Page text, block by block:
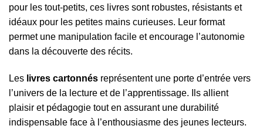
pour les tout-petits, ces livres sont robustes, résistants et
idéaux pour les petites mains curieuses. Leur format
permet une manipulation facile et encourage l’autonomie
dans la découverte des récits.
Les livres cartonnés représentent une porte d’entrée vers
l’univers de la lecture et de l’apprentissage. Ils allient
plaisir et pédagogie tout en assurant une durabilité
indispensable face à l’enthousiasme des jeunes lecteurs.